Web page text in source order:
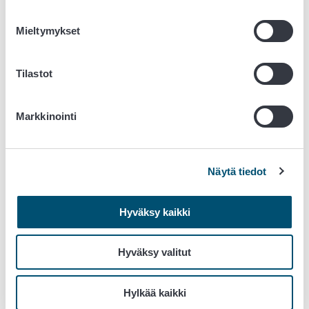
Mieltymykset
Tilastot
Markkinointi
Näytä tiedot
Hyväksy kaikki
Hyväksy valitut
Hylkää kaikki
Tomaatilla kasvun tyrehtyminen ja kloroottiset alueet
havaitseminen voi olla vaikeaa.
EPPOn
sivuilla.
Perunan sukkulamukulaviroidin aiheuttama mukulan
epämuotoisuus. Kuva NPPO, Alankomaat.